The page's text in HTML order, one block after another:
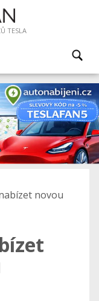
TESLA
novou